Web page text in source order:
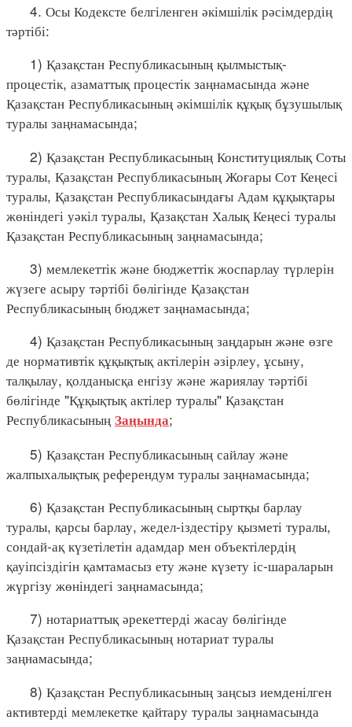
4. Осы Кодексте белгіленген әкімшілік рәсімдердің
тәртібі:
1) Қазақстан Республикасының қылмыстық-
процестік, азаматтық процестік заңнамасында және
Қазақстан Республикасының әкімшілік құқық бұзушылық
туралы заңнамасында;
2) Қазақстан Республикасының Конституциялық Соты
туралы, Қазақстан Республикасының Жоғары Сот Кеңесі
туралы, Қазақстан Республикасындағы Адам құқықтары
жөніндегі уәкіл туралы, Қазақстан Халық Кеңесі туралы
Қазақстан Республикасының заңнамасында;
3) мемлекеттік және бюджеттік жоспарлау түрлерін
жүзеге асыру тәртібі бөлігінде Қазақстан
Республикасының бюджет заңнамасында;
4) Қазақстан Республикасының заңдарын және өзге
де нормативтік құқықтық актілерін әзірлеу, ұсыну,
талқылау, қолданысқа енгізу және жариялау тәртібі
бөлігінде "Құқықтық актілер туралы" Қазақстан
Республикасының Заңында;
5) Қазақстан Республикасының сайлау және
жалпыхалықтық референдум туралы заңнамасында;
6) Қазақстан Республикасының сыртқы барлау
туралы, қарсы барлау, жедел-іздестіру қызметі туралы,
сондай-ақ күзетілетін адамдар мен объектілердің
қауіпсіздігін қамтамасыз ету және күзету іс-шараларын
жүргізу жөніндегі заңнамасында;
7) нотариаттық әрекеттерді жасау бөлігінде
Қазақстан Республикасының нотариат туралы
заңнамасында;
8) Қазақстан Республикасының заңсыз иемденілген
активтерді мемлекетке қайтару туралы заңнамасында